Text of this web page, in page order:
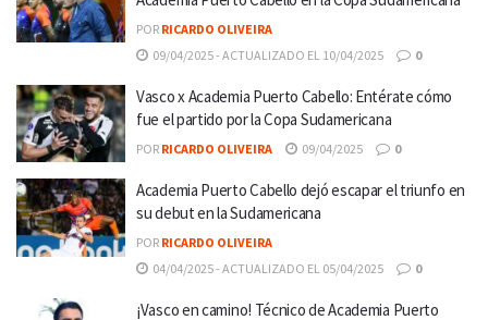
POR RICARDO OLIVEIRA
09/04/2025 - ACTUALIZADO EL 10/04/2025
0
Vasco x Academia Puerto Cabello: Entérate cómo
fue el partido por la Copa Sudamericana
POR RICARDO OLIVEIRA 09/04/2025 0
Academia Puerto Cabello dejó escapar el triunfo en
su debut en la Sudamericana
POR RICARDO OLIVEIRA
04/04/2025 - ACTUALIZADO EL 05/04/2025
0
¡Vasco en camino! Técnico de Academia Puerto